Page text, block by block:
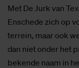
Met De Jurk van
Enschede zich op
terrein, maar ook
dan niet onder het
bekende naam in